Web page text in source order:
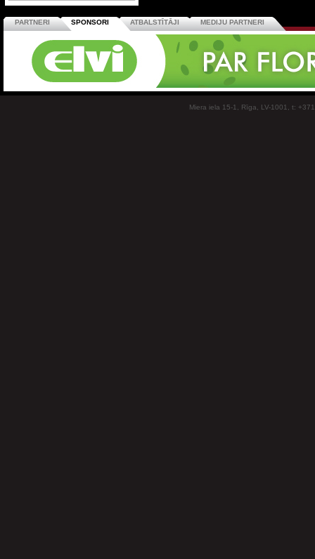
PARTNERI SPONSORI ATBALSTĪTĀJI MEDIJU PARTNERI
Miera iela 15-1, Rīga, LV-1001, t: